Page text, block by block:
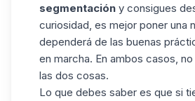
segmentación y consigues
curiosidad, es mejor poner una
dependerá de las buenas
en marcha. En ambos casos,
las dos cosas.
Lo que debes saber es que si